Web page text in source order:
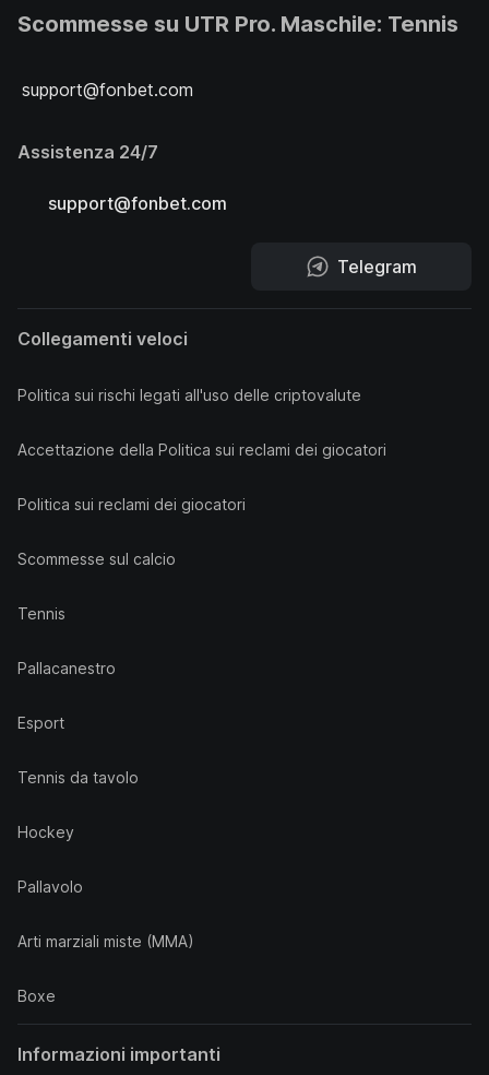
Scommesse su UTR Pro. Maschile: Tennis
support@fonbet.com
Assistenza 24/7
support@fonbet.com
Telegram
Collegamenti veloci
Politica sui rischi legati all'uso delle criptovalute
Accettazione della Politica sui reclami dei giocatori
Politica sui reclami dei giocatori
Scommesse sul calcio
Tennis
Pallacanestro
Esport
Tennis da tavolo
Hockey
Pallavolo
Arti marziali miste (MMA)
Boxe
Informazioni importanti